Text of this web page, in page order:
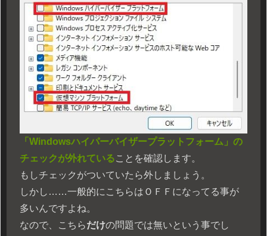
「Windowsハイパーバイザープラットフォーム」の
チェックが外れていることを確認します。
もしチェックがついていたら外しましょう。
しかし……一般的にこちらはＯＦＦになってる事が
多いんですよね。
なので、こちらだけの問題では無いという事でし